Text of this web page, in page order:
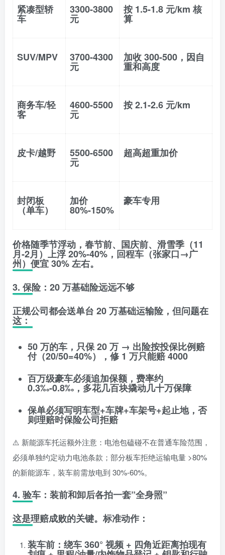
紧凑型轿
车
3300-3800
元
按 1.5-1.8 元/km 核
算
SUV/MPV 3700-4300
元
加收 300-500，因自
重和高度
商务车/轻
客
4600-5500
元
按 2.1-2.6 元/km
皮卡/越野 5500-6500
元
超高超重加价
封闭板
（单车）
加价
80%-150%
豪车专用
价格随季节浮动，春节前、国庆前、滑雪季（11
月-2月）上浮 20%-40%，回程车（张家口→广
州）便宜 30% 左右。
3. 保险：20 万基础险远远不够
正规公司都会送单台 20 万基础运输险，但问题在
这：
50 万的车，只保 20 万 → 出险按投保比例赔
付（20/50=40%），修 1 万只能赔 4000
百万级豪车必须追加保额 ，费率约
0.3‰-0.8‰，多花几百块撬动几十万保障
保单必须写明车型+车牌+车架号+起止地，否
则理赔时保险公司拒赔
⚠️ 新能源车托运额外注意：电池包磕碰不在普通车险范围，
必须单独约定动力电池条款；部分板车拒绝运输电量 >80%
的新能源车，装车前需放电到 30%-60%。
4. 验车：装前和卸后各拍一套”全身照”
这是理赔成败的关键。标准动作：
装车前 ：绕车 360° 视频 + 四角近距离拍现有